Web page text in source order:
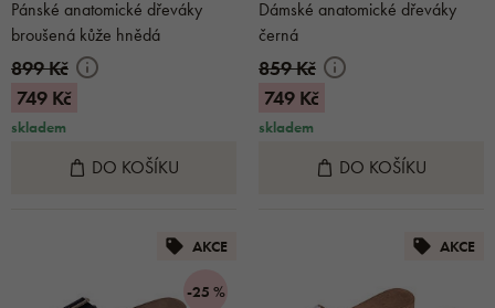
Pánské anatomické dřeváky
broušená kůže hnědá
899 Kč
749 Kč
skladem
DO KOŠÍKU
Dámské anatomické dřeváky
černá
859 Kč
749 Kč
skladem
DO KOŠÍKU
AKCE
-25 %
AKCE